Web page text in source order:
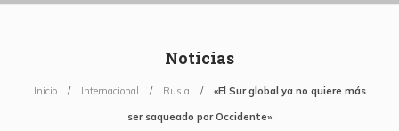
Noticias
Inicio Internacional Rusia «El Sur global ya no quiere más
ser saqueado por Occidente»